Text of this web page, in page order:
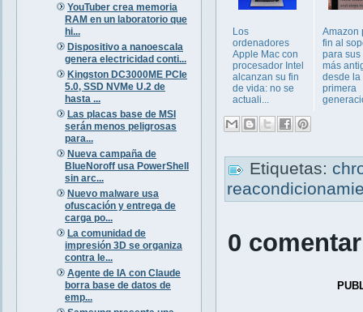
YouTuber crea memoria
RAM en un laboratorio que
hi...
Dispositivo a nanoescala
genera electricidad conti...
Kingston DC3000ME PCIe
5.0, SSD NVMe U.2 de
hasta ...
Las placas base de MSI
serán menos peligrosas
para...
Nueva campaña de
BlueNoroff usa PowerShell
sin arc...
Nuevo malware usa
ofuscación y entrega de
carga po...
La comunidad de
impresión 3D se organiza
contra le...
Agente de IA con Claude
borra base de datos de
emp...
Los
ordenadores
Apple Mac con
procesador Intel
alcanzan su fin
de vida: no se
actuali...
Amazon
fin al
para
más
desde la
primera
Etiquetas:
0